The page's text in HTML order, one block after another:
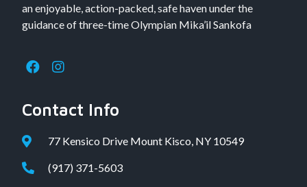
an enjoyable, action-packed, safe haven under the
guidance of three-time Olympian Mika’il Sankofa
Contact Info
77 Kensico Drive Mount Kisco, NY 10549
(917) 371-5603